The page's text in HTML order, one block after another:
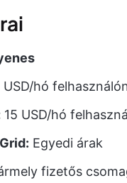
USD/hó
15 USD/hó
Egyedi árak
fizetős